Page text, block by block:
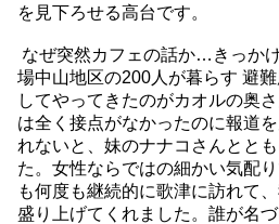
を見下ろせる高台です。
なぜ突然カフェの話か…きっか
場中山地区の200人が暮らす 避
してやってきたのがカオルの奥
は全く接点がなかったのに報道
れないと、妹のナナコさんとと
た。女性ならではの細かい気配
も何度も継続的に歌津に訪れて
盛り上げてくれました。誰が名